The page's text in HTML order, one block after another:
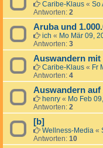
Caribe-Klaus « So
Antworten: 2
Aruba und
ich « Mo Mär 09,
Antworten: 3
Auswandern
Caribe-Klaus « Fr
Antworten: 4
Auswandern auf
henry « Mo Feb
Antworten: 2
[b]
Wellness-Media «
Antworten: 10